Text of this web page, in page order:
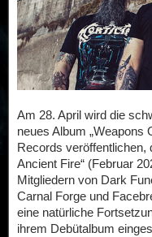
Am 28. April wird die
neues Album „Weapons
Records veröffentlichen,
Ancient Fire“ (Februar
Mitgliedern von Dark
Carnal Forge und
eine natürliche
ihrem Debütalbum